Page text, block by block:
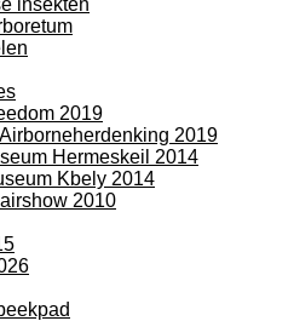
insekten
2019
2019
Hermeskeil 2014
Kbely 2014
2010